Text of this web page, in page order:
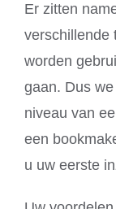
Er zitten
verschillende
worden
gaan. Dus
niveau van
een
u uw eerste